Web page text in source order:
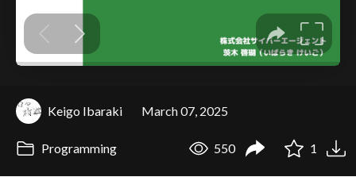
Keigo Ibaraki March 07, 2025
Programming 550 1